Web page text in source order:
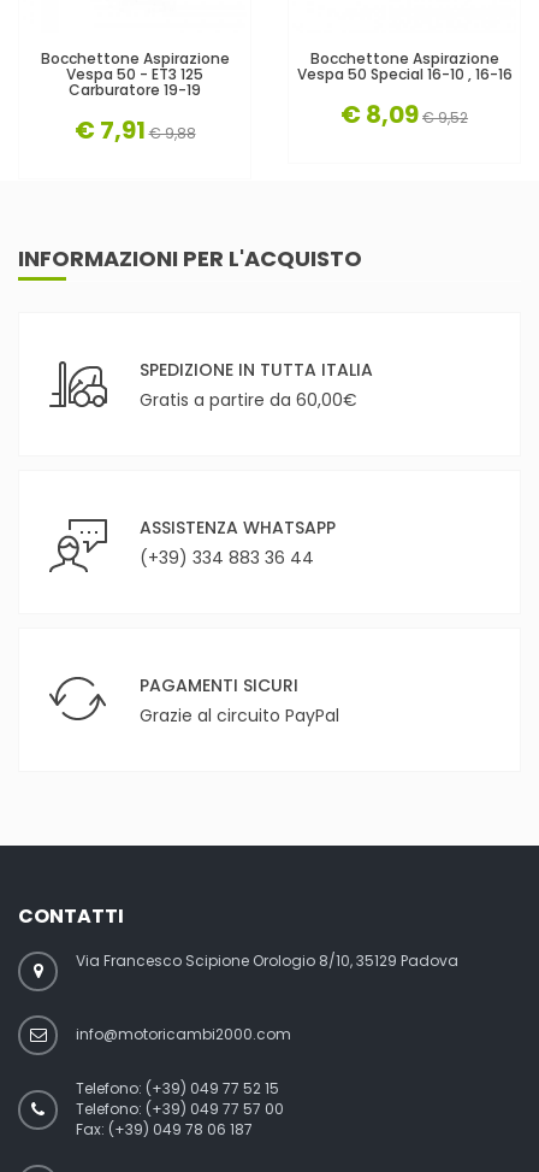
Bocchettone Aspirazione
Vespa 50 - ET3 125
Carburatore 19-19
€ 7,91 € 9,88
Bocchettone Aspirazione
Vespa 50 Special 16-10 , 16-16
€ 8,09€ 9,52
INFORMAZIONI PER L'ACQUISTO
SPEDIZIONE IN TUTTA ITALIA
Gratis a partire da 60,00€
ASSISTENZA WHATSAPP
(+39) 334 883 36 44
PAGAMENTI SICURI
Grazie al circuito PayPal
CONTATTI
Via Francesco Scipione Orologio 8/10, 35129 Padova
info@motoricambi2000.com
Telefono: (+39) 049 77 52 15
Telefono: (+39) 049 77 57 00
Fax: (+39) 049 78 06 187